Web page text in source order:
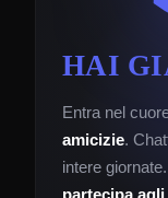
HAI
Entra nel
amicizie.
intere
partecipa